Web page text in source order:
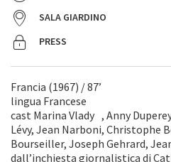
SALA GIARDINO
PRESS
Francia (1967) / 87’
lingua Francese
cast Marina Vlady , Anny
Lévy, Jean Narboni, Christophe
Bourseiller, Joseph Gehrard,
dall’inchiesta giornalistica di